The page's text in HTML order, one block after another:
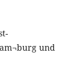
und